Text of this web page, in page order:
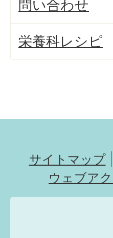
問い合わせ
栄養科レシピ
サイトマップ
ウェブア